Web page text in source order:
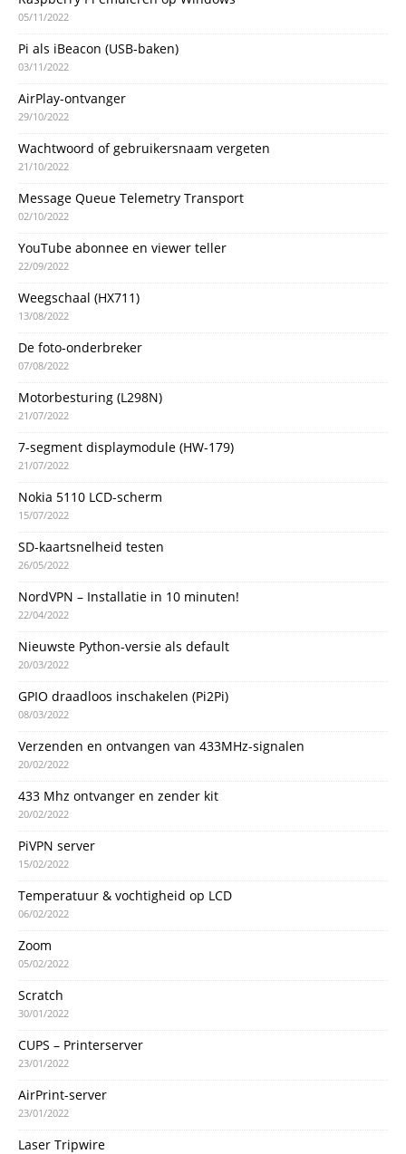
05/11/2022
Pi als iBeacon (USB-baken)
03/11/2022
AirPlay-ontvanger
29/10/2022
Wachtwoord of gebruikersnaam vergeten
21/10/2022
Message Queue Telemetry Transport
02/10/2022
YouTube abonnee en viewer teller
22/09/2022
Weegschaal (HX711)
13/08/2022
De foto-onderbreker
07/08/2022
Motorbesturing (L298N)
21/07/2022
7-segment displaymodule (HW-179)
21/07/2022
Nokia 5110 LCD-scherm
15/07/2022
SD-kaartsnelheid testen
26/05/2022
NordVPN – Installatie in 10 minuten!
22/04/2022
Nieuwste Python-versie als default
20/03/2022
GPIO draadloos inschakelen (Pi2Pi)
08/03/2022
Verzenden en ontvangen van 433MHz-signalen
20/02/2022
433 Mhz ontvanger en zender kit
20/02/2022
PiVPN server
15/02/2022
Temperatuur & vochtigheid op LCD
06/02/2022
Zoom
05/02/2022
Scratch
30/01/2022
CUPS – Printerserver
23/01/2022
AirPrint-server
23/01/2022
Laser Tripwire